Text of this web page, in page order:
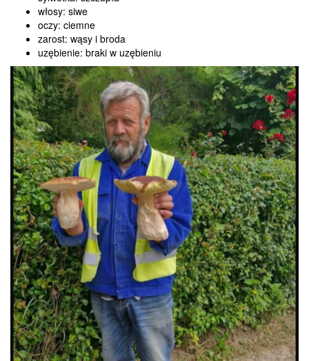
włosy: siwe
oczy: ciemne
zarost: wąsy i broda
uzębienie: braki w uzębieniu